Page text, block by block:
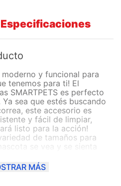
Especificaciones
y funcional para
tenemos para ti! El
SMARTPETS es perfecto
sea que estés buscando
este accesorio es
y fácil de limpiar,
listo para la acción!
de tamaños para
se vea y se sienta
Así que no dudes
de compras ahora
MÁS